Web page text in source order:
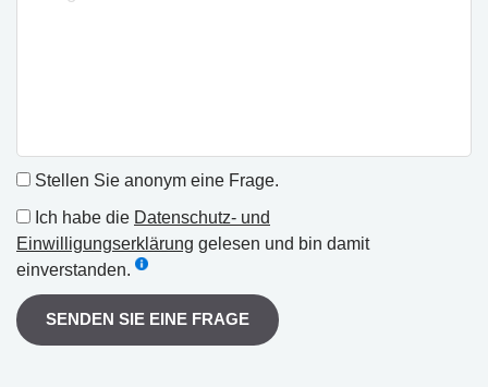
Stellen Sie anonym eine Frage.
Ich habe die Datenschutz- und
Einwilligungserklärung gelesen und bin damit
einverstanden.
SENDEN SIE EINE FRAGE